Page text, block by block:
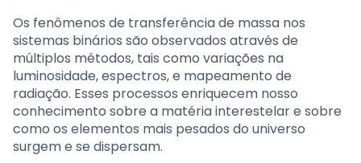
Os fenômenos de transferência de massa nos
sistemas binários são observados através de
múltiplos métodos, tais como variações na
luminosidade, espectros, e mapeamento de
radiação. Esses processos enriquecem nosso
conhecimento sobre a matéria interestelar e sobre
como os elementos mais pesados do universo
surgem e se dispersam.